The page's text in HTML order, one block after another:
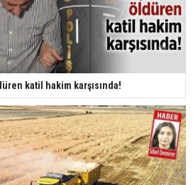
katil hakim karşısında!